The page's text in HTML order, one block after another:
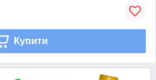
Купити